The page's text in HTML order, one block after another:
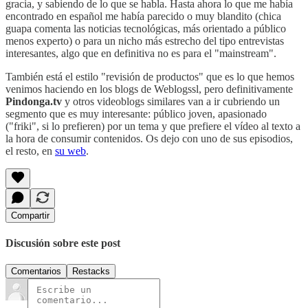
gracia, y sabiendo de lo que se habla. Hasta ahora lo que me había
encontrado en español me había parecido o muy blandito (chica
guapa comenta las noticias tecnológicas, más orientado a público
menos experto) o para un nicho más estrecho del tipo entrevistas
interesantes, algo que en definitiva no es para el "mainstream".
También está el estilo "revisión de productos" que es lo que hemos
venimos haciendo en los blogs de Weblogssl, pero definitivamente
Pindonga.tv y otros videoblogs similares van a ir cubriendo un
segmento que es muy interesante: público joven, apasionado
("friki", si lo prefieren) por un tema y que prefiere el vídeo al texto a
la hora de consumir contenidos. Os dejo con uno de sus episodios,
el resto, en su web.
Compartir
Discusión sobre este post
Comentarios Restacks